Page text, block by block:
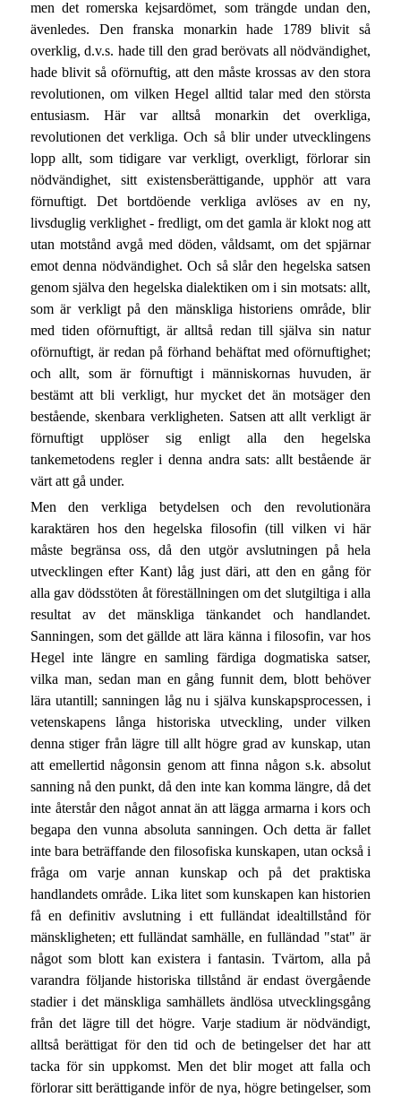
men det romerska kejsardömet, som trängde undan den,
ävenledes. Den franska monarkin hade 1789 blivit så
overklig, d.v.s. hade till den grad berövats all nödvändighet,
hade blivit så oförnuftig, att den måste krossas av den stora
revolutionen, om vilken Hegel alltid talar med den största
entusiasm. Här var alltså monarkin det overkliga,
revolutionen det verkliga. Och så blir under utvecklingens
lopp allt, som tidigare var verkligt, overkligt, förlorar sin
nödvändighet, sitt existensberättigande, upphör att vara
förnuftigt. Det bortdöende verkliga avlöses av en ny,
livsduglig verklighet - fredligt, om det gamla är klokt nog att
utan motstånd avgå med döden, våldsamt, om det spjärnar
emot denna nödvändighet. Och så slår den hegelska satsen
genom själva den hegelska dialektiken om i sin motsats: allt,
som är verkligt på den mänskliga historiens område, blir
med tiden oförnuftigt, är alltså redan till själva sin natur
oförnuftigt, är redan på förhand behäftat med oförnuftighet;
och allt, som är förnuftigt i människornas huvuden, är
bestämt att bli verkligt, hur mycket det än motsäger den
bestående, skenbara verkligheten. Satsen att allt verkligt är
förnuftigt upplöser sig enligt alla den hegelska
tankemetodens regler i denna andra sats: allt bestående är
värt att gå under.
Men den verkliga betydelsen och den revolutionära
karaktären hos den hegelska filosofin (till vilken vi här
måste begränsa oss, då den utgör avslutningen på hela
utvecklingen efter Kant) låg just däri, att den en gång för
alla gav dödsstöten åt föreställningen om det slutgiltiga i alla
resultat av det mänskliga tänkandet och handlandet.
Sanningen, som det gällde att lära känna i filosofin, var hos
Hegel inte längre en samling färdiga dogmatiska satser,
vilka man, sedan man en gång funnit dem, blott behöver
lära utantill; sanningen låg nu i själva kunskapsprocessen, i
vetenskapens långa historiska utveckling, under vilken
denna stiger från lägre till allt högre grad av kunskap, utan
att emellertid någonsin genom att finna någon s.k. absolut
sanning nå den punkt, då den inte kan komma längre, då det
inte återstår den något annat än att lägga armarna i kors och
begapa den vunna absoluta sanningen. Och detta är fallet
inte bara beträffande den filosofiska kunskapen, utan också i
fråga om varje annan kunskap och på det praktiska
handlandets område. Lika litet som kunskapen kan historien
få en definitiv avslutning i ett fulländat idealtillstånd för
mänskligheten; ett fulländat samhälle, en fulländad "stat" är
något som blott kan existera i fantasin. Tvärtom, alla på
varandra följande historiska tillstånd är endast övergående
stadier i det mänskliga samhällets ändlösa utvecklingsgång
från det lägre till det högre. Varje stadium är nödvändigt,
alltså berättigat för den tid och de betingelser det har att
tacka för sin uppkomst. Men det blir moget att falla och
förlorar sitt berättigande inför de nya, högre betingelser, som